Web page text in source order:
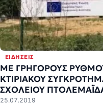
ΕΙΔΉΣΕΙΣ
ΜΕ ΓΡΗΓΟΡΟΥΣ
ΚΤΙΡΙΑΚΟΥ
ΣΧΟΛΕΙΟΥ
25.07.2019